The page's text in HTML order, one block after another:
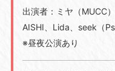
出演者：ミヤ（MUCC
AISHI、Lida、seek（
※昼夜公演あり